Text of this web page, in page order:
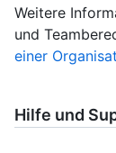
Weitere
und
einer
Hilfe und